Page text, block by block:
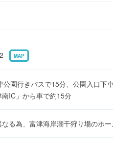
MAP
公園行きバスで15分、公園入口下
南IC」から車で約15分
る為、富津海岸潮干狩り場のホ